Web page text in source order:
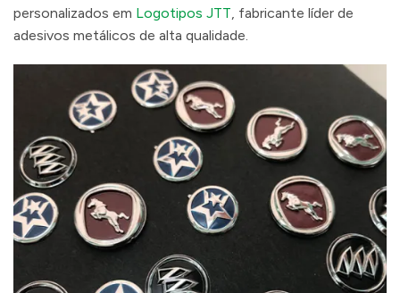
personalizados em Logotipos JTT , fabricante líder de
adesivos metálicos de alta qualidade.